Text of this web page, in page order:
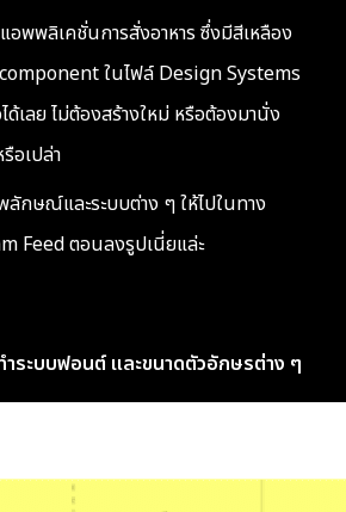
อพพลิเคชั่นการสั่งอาหาร ซึ่งมีสีเหลือง
ในไฟล์ Design Systems
ด้เลย ไม่ต้องสร้างใหม่ หรือต้องมานั่ง
อเปล่า
กษณ์และระบบต่าง ๆ ให้ไปในทาง
Feed ตอนลงรูปเนี่ยแล่ะ
ระบบฟอนต์ และขนาดตัวอักษรต่าง ๆ